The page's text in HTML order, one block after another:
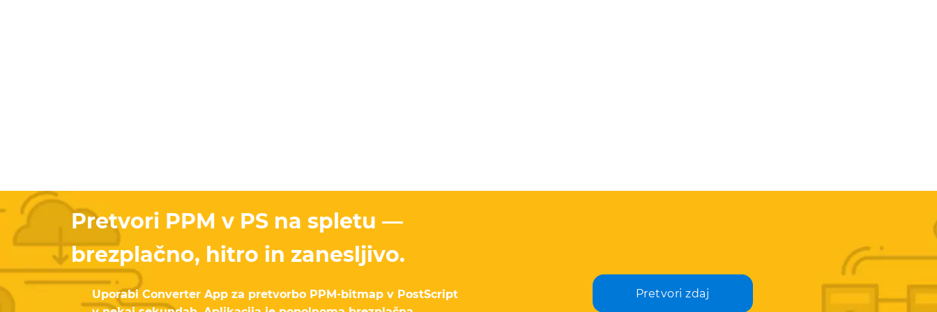
Pretvori PPM v PS na spletu —
brezplačno, hitro in zanesljivo.
Uporabi Converter App za pretvorbo PPM-bitmap v PostScript
Pretvori zdaj